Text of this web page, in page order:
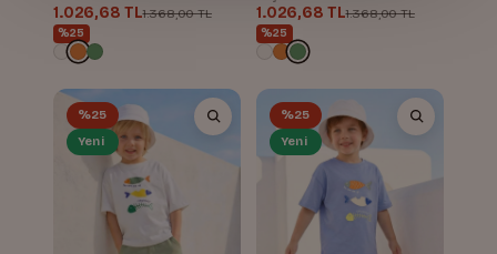
1.026,68 TL1.368,00 TL
%25
1.026,68 TL1.368,00 TL
%25
%25
Yeni
%25
Yeni